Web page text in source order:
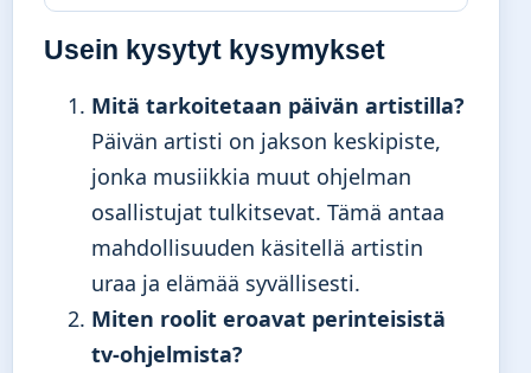
Usein kysytyt kysymykset
Mitä tarkoitetaan päivän artistilla?
Päivän artisti on jakson keskipiste,
jonka musiikkia muut ohjelman
osallistujat tulkitsevat. Tämä antaa
mahdollisuuden käsitellä artistin
uraa ja elämää syvällisesti.
Miten roolit eroavat perinteisistä
tv-ohjelmista?